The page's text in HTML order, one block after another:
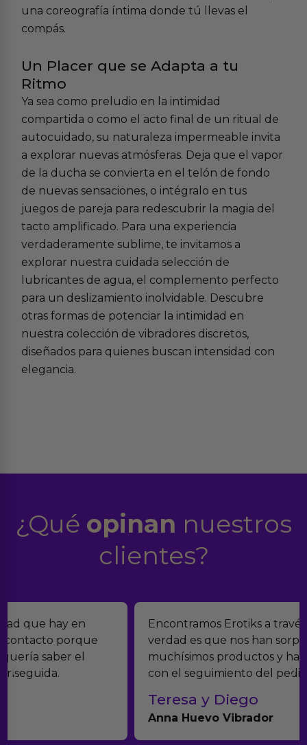
una coreografía íntima donde tú llevas el
compás.
Un Placer que se Adapta a tu
Ritmo
Ya sea como preludio en la intimidad
compartida o como el acto final de un ritual de
autocuidado, su naturaleza impermeable invita
a explorar nuevas atmósferas. Deja que el vapor
de la ducha se convierta en el telón de fondo
de nuevas sensaciones, o intégralo en tus
juegos de pareja para redescubrir la magia del
tacto amplificado. Para una experiencia
verdaderamente sublime, te invitamos a
explorar nuestra cuidada selección de
lubricantes de agua, el complemento perfecto
para un deslizamiento inolvidable. Descubre
otras formas de potenciar la intimidad en
nuestra colección devibradores discretos,
diseñados para quienes buscan intensidad con
elegancia.
¿Qué opinan nuestros
clientes?
Encontramos Erotiks a través de Google y la
verdad es que nos han sorprendido. Tienen
muchísimos productos y han sido super atentos
con el seguimiento del pedido.